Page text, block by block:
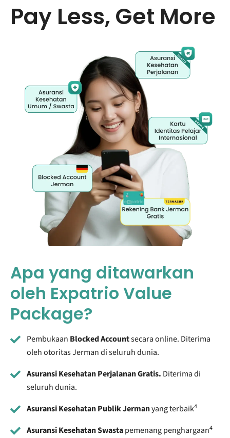
Pay Less, Get More
Apa yang ditawarkan
oleh Expatrio Value
Package?
Pembukaan Blocked Accountsecara online. Diterima
oleh otoritas Jerman di seluruh dunia.
Asuransi Kesehatan Perjalanan Gratis. Diterima di
seluruh dunia.
Asuransi Kesehatan Publik Jermanyang terbaik4
Asuransi Kesehatan Swastapemenang penghargaan4